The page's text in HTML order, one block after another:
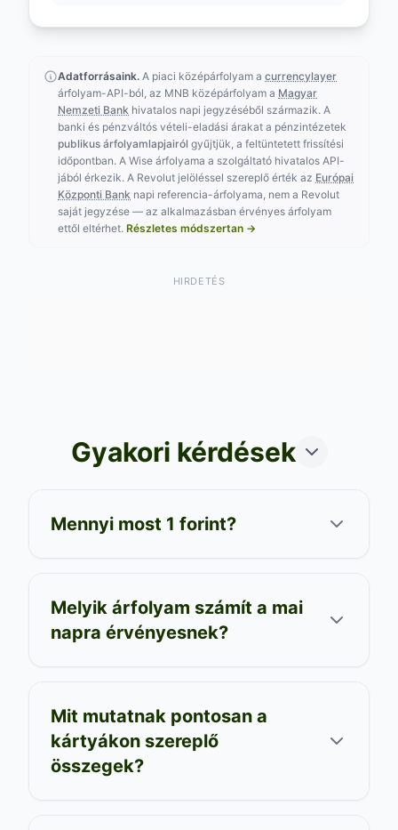
Adatforrásaink. A piaci középárfolyam a currencylayer
árfolyam-API-ból, az MNB középárfolyam a Magyar
Nemzeti Bank hivatalos napi jegyzéséből származik. A
banki és pénzváltós vételi-eladási árakat a pénzintézetek
publikus árfolyamlapjairól gyűjtjük, a feltüntetett frissítési
időpontban. A Wise árfolyama a szolgáltató hivatalos API-
jából érkezik. A Revolut jelöléssel szereplő érték az Európai
Központi Bank napi referencia-árfolyama, nem a Revolut
saját jegyzése — az alkalmazásban érvényes árfolyam
ettől eltérhet. Részletes módszertan →
HIRDETÉS
Gyakori kérdések
Mennyi most 1 forint?
Melyik árfolyam számít a mai
napra érvényesnek?
Mit mutatnak pontosan a
kártyákon szereplő
összegek?